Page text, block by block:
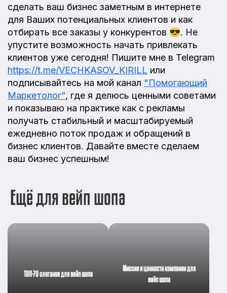
сделать ваш бизнес заметным в интернете
для Ваших потенциальных клиентов и как
отбирать все заказы у конкурентов 😎. Не
упустите возможность начать привлекать
клиентов уже сегодня! Пишите мне в Telegram
https://t.me/VECHKASOV_KIRILL или
подписывайтесь на мой канал "Помогающий
Маркетолог", где я делюсь ценными советами
и показываю на практике как с рекламы
получать стабильный и масштабируемый
ежедневно поток продаж и обращений в
бизнес клиентов. Давайте вместе сделаем
ваш бизнес успешным!
Ещё для вейп шопа
ТОП-70 слоганов для вейп шопа
Миссии и ценности компании для
вейп шопа